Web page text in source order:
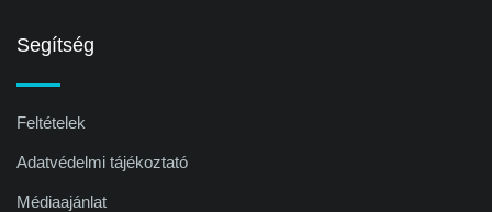
Segítség
Feltételek
Adatvédelmi tájékoztató
Médiaajánlat